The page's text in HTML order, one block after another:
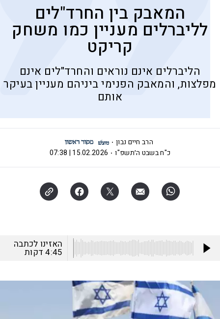
המאבק בין החרד"לים
לליברלים מעניין כמו משחק
קריקט
הליברלים אינם נוראים והחרד"לים אינם
מפלצות, והמאבק הפנימי ביניהם מעניין בעיקר
אותם
הרב חיים נבון
כ"ח בשבט ה׳תשפ"ו
15.02.2026 | 07:38
האזינו לכתבה
4:45דקות